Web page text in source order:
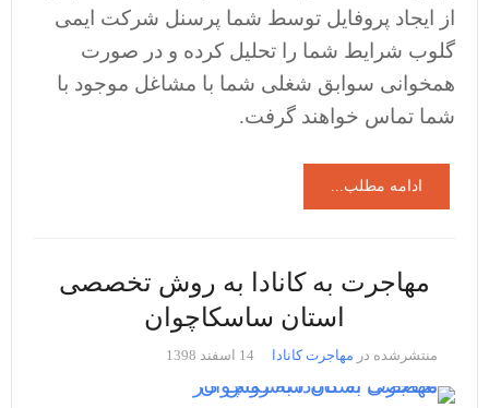
از ایجاد پروفایل توسط شما پرسنل شرکت ایمی
گلوب شرایط شما را تحلیل کرده و در صورت
همخوانی سوابق شغلی شما با مشاغل موجود با
شما تماس خواهند گرفت.
ادامه مطلب...
مهاجرت به کانادا به روش تخصصی
استان ساسکاچوان
منتشرشده در مهاجرت کانادا 14 اسفند 1398